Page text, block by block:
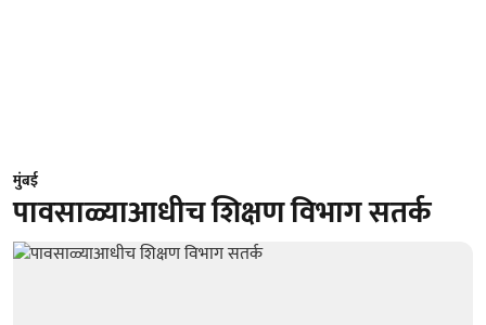
मुंबई
पावसाळ्याआधीच शिक्षण विभाग सतर्क